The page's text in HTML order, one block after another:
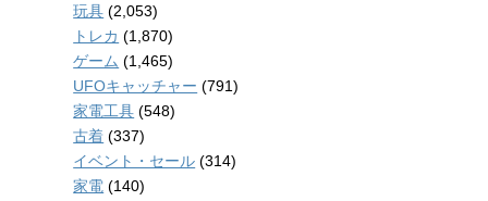
玩具 (2,053)
トレカ (1,870)
ゲーム (1,465)
UFOキャッチャー (791)
家電工具 (548)
古着 (337)
イベント・セール (314)
家電 (140)